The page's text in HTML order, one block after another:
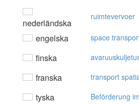
nederländska
ruimtevervoer
engelska space
finska
franska transport
tyska Beförderung